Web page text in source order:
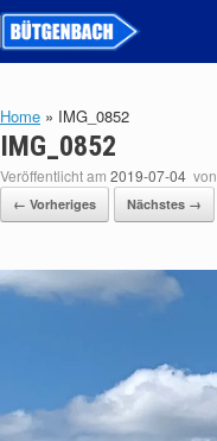
Home » IMG_0852
IMG_0852
Veröffentlicht am 2019-07-04 von
← Vorheriges Nächstes →